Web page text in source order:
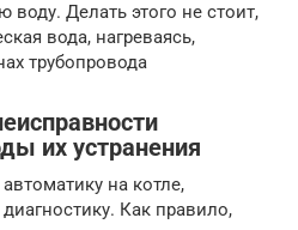
Делать этого не стоит,
вода, нагреваясь,
трубопровода
их устранения
на котле,
Как правило,